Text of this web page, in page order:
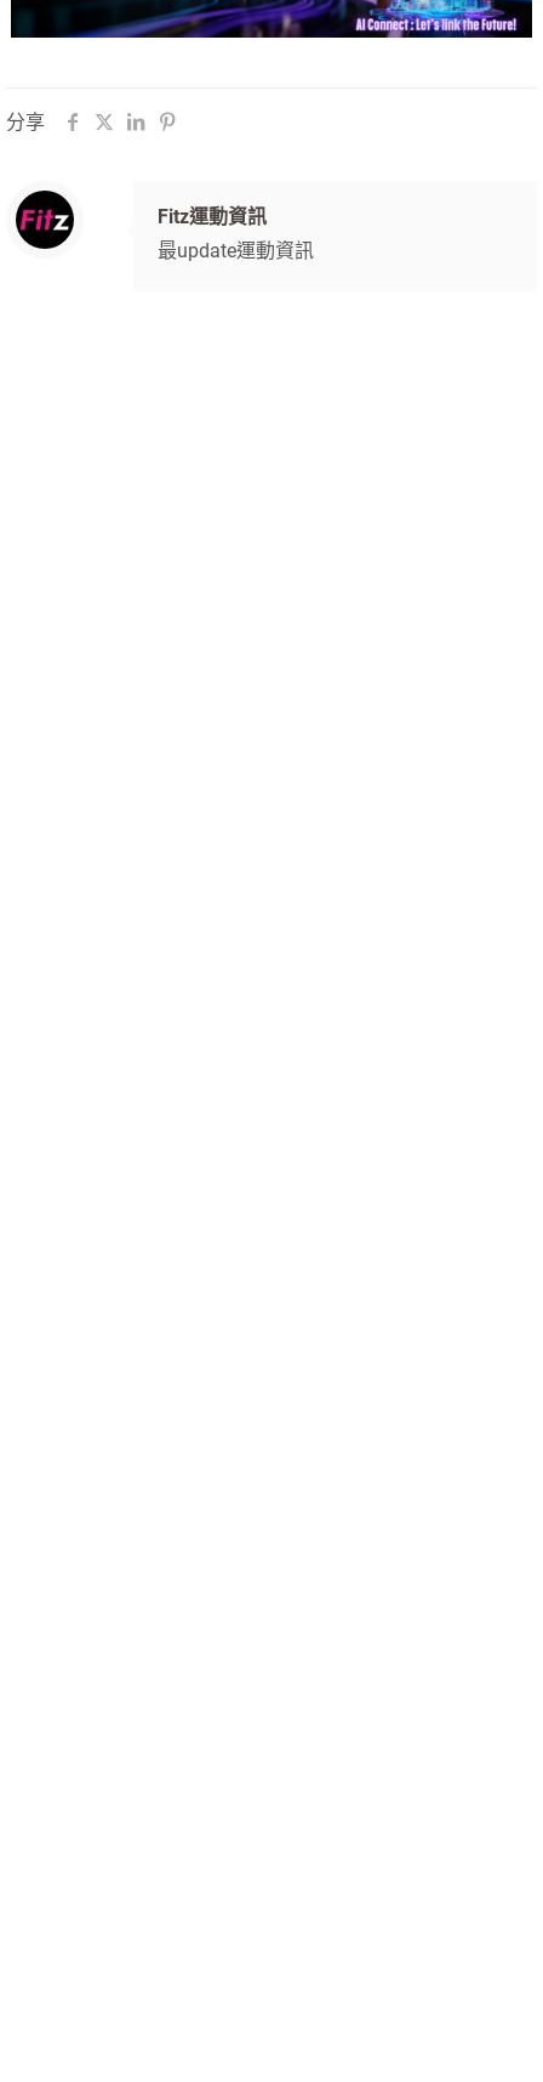
分享
Fitz運動資訊
最update運動資訊